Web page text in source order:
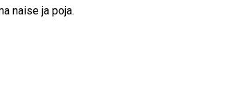
naise ja poja.